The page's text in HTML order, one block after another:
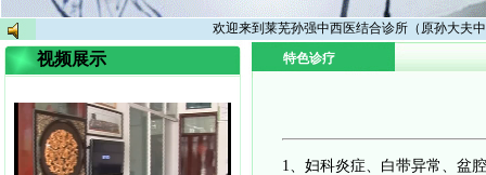
欢迎来到莱芜孙强中西医结合诊所（原孙大夫
视频展示 特色诊疗
1、妇科炎症、白带异常、盆